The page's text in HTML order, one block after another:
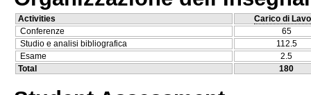
Activities
Carico di
Conferenze
65
Studio e analisi bibliografica
112.5
Esame
2.5
Total
180